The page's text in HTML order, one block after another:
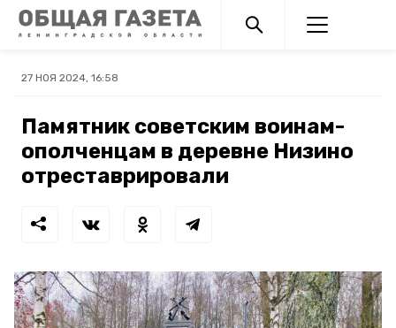
27 НОЯ 2024, 16:58
Памятник советским воинам-
ополченцам в деревне Низино
отреставрировали